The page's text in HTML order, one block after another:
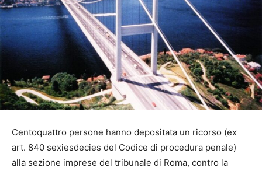
Centoquattro persone hanno depositata un ricorso (ex
art. 840 sexiesdecies del Codice di procedura penale)
alla sezione imprese del tribunale di Roma, contro la